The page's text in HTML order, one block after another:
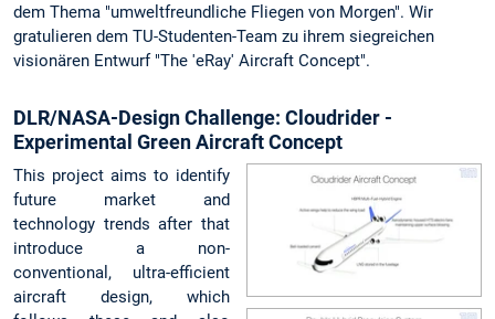
dem Thema "umweltfreundliche Fliegen von Morgen". Wir
gratulieren dem TU-Studenten-Team zu ihrem siegreichen
visionären Entwurf "The 'eRay' Aircraft Concept".
DLR/NASA-Design Challenge: Cloudrider -
Experimental Green Aircraft Concept
This project aims to identify
future market and
technology trends after that
introduce a non-
conventional, ultra-efficient
aircraft design, which